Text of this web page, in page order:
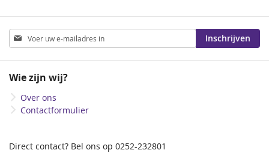
Abonneer
u
op
nieuwsbrief
Inschrijven
Wie zijn wij?
Over ons
Contactformulier
Direct contact? Bel ons op 0252-232801